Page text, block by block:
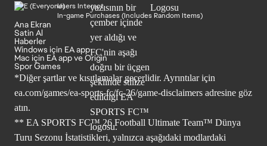
Users Interact
In-game Purchases (Includes Random Items)
Ana Ekran
Satin Al
Haberler
Windows için EA app
Mac için EA app ve Origin
Spor Games
*Diğer şartlar ve kısıtlamalar geçerlidir. Ayrıntılar için
ea.com/games/ea-sports-fc/fc-26/game-disclaimers adresine göz
atın.
** EA SPORTS FC™ 26 Football Ultimate Team™ Dünya
Turu Sezonu İstatistikleri, yalnızca aşağıdaki modlardaki